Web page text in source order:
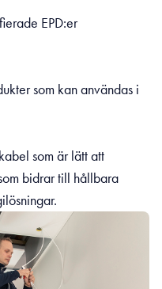
EPD:er
som kan användas i
som är lätt att
bidrar till hållbara